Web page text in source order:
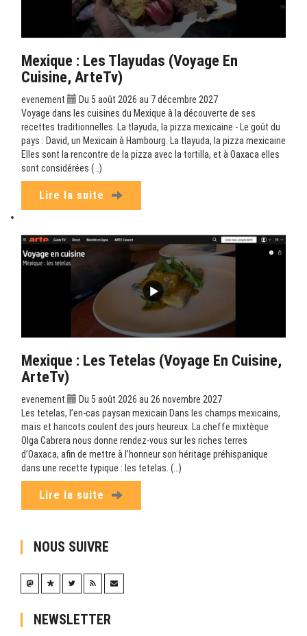
Mexique : Les Tlayudas (Voyage En
Cuisine, ArteTv)
evenement
Du 5 août 2026 au 7 décembre 2027
Voyage dans les cuisines du Mexique à la découverte de ses
recettes traditionnelles. La tlayuda, la pizza mexicaine - Le goût du
pays : David, un Mexicain à Hambourg. La tlayuda, la pizza mexicaine
Elles sont la rencontre de la pizza avec la tortilla, et à Oaxaca elles
sont considérées (…)
Lire la suite
Mexique : Les Tetelas (Voyage En Cuisine,
ArteTv)
evenement
Du 5 août 2026 au 26 novembre 2027
Les tetelas, l’en-cas paysan mexicain Dans les champs mexicains,
maïs et haricots coulent des jours heureux. La cheffe mixtèque
Olga Cabrera nous donne rendez-vous sur les riches terres
d’Oaxaca, afin de mettre à l’honneur son héritage préhispanique
dans une recette typique : les tetelas. (…)
Lire la suite
NOUS SUIVRE
NEWSLETTER